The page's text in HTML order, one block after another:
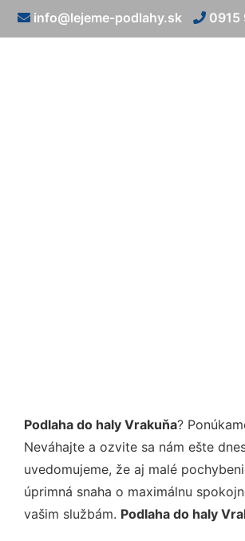
info@lejeme-podlahy.sk 0915
Podlaha do haly Vrakuňa?
Neváhajte a ozvite sa nám ešte
uvedomujeme, že aj malé
úprimná snaha o maximálnu
vašim službám. Podlaha do haly